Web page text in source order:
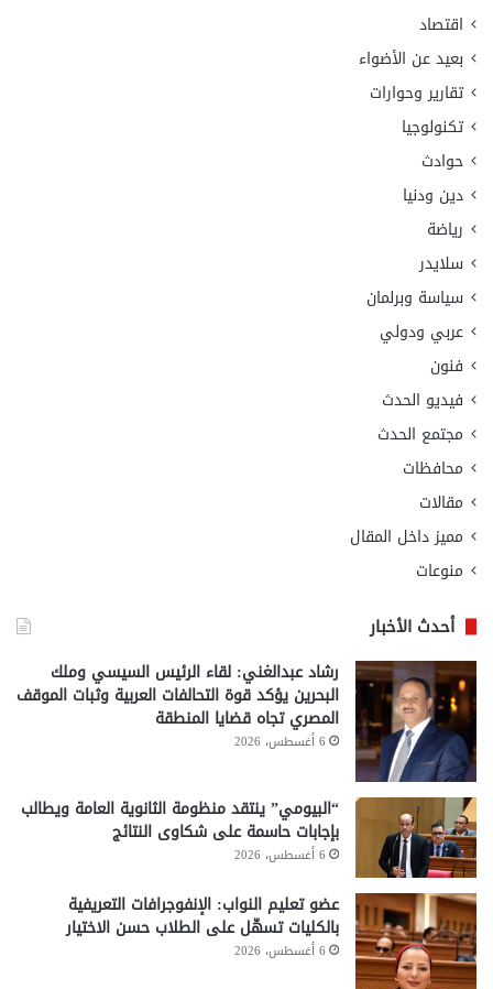
اقتصاد
بعيد عن الأضواء
تقارير وحوارات
تكنولوجيا
حوادث
دين ودنيا
رياضة
سلايدر
سياسة وبرلمان
عربي ودولي
فنون
فيديو الحدث
مجتمع الحدث
محافظات
مقالات
مميز داخل المقال
منوعات
أحدث الأخبار
رشاد عبدالغني: لقاء الرئيس السيسي وملك
البحرين يؤكد قوة التحالفات العربية وثبات الموقف
المصري تجاه قضايا المنطقة
6 أغسطس، 2026
“البيومي” ينتقد منظومة الثانوية العامة ويطالب
بإجابات حاسمة على شكاوى النتائج
6 أغسطس، 2026
عضو تعليم النواب: الإنفوجرافات التعريفية
بالكليات تسهّل على الطلاب حسن الاختيار
6 أغسطس، 2026